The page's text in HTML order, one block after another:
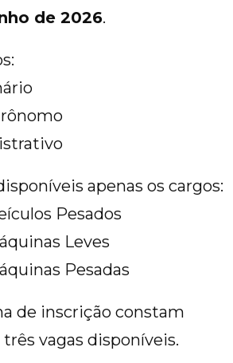
de 2026.
apenas os cargos:
Pesados
Leves
Pesadas
de inscrição constam
vagas disponíveis.